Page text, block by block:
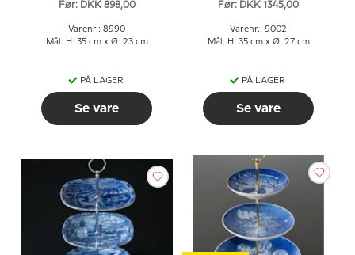
Før: DKK 898,00
Varenr.: 8990
Mål: H: 35 cm x Ø: 23 cm
PÅ LAGER
Se vare
Før: DKK 1345,00
Varenr.: 9002
Mål: H: 35 cm x Ø: 27 cm
PÅ LAGER
Se vare